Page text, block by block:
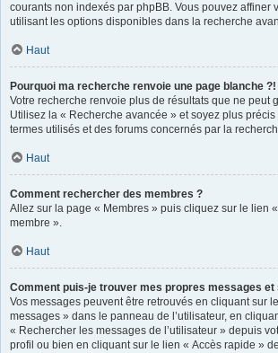
courants non indexés par phpBB. Vous pouvez affiner
utilisant les options disponibles dans la recherche
Haut
Pourquoi ma recherche renvoie une page blanche ?!
Votre recherche renvoie plus de résultats que ne peut
Utilisez la « Recherche avancée » et soyez plus
termes utilisés et des forums concernés par la
Haut
Comment rechercher des membres ?
Allez sur la page « Membres » puis cliquez sur le lien
membre ».
Haut
Comment puis-je trouver mes propres messages et
Vos messages peuvent être retrouvés en cliquant sur
messages » dans le panneau de l’utilisateur, en
« Rechercher les messages de l’utilisateur » depuis
profil ou bien en cliquant sur le lien « Accès rapide »